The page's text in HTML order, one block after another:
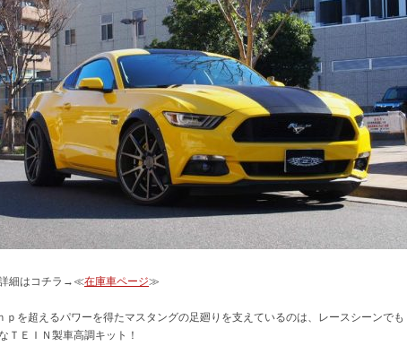
細はコチラ→≪在庫車ページ≫
ｐを超えるパワーを得たマスタングの足廻りを支えているのは、レースシーンでも
ＴＥＩＮ製車高調キット！